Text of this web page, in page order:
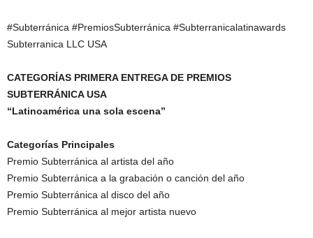
#Subterránica #PremiosSubterránica #Subterranicalatinawards
Subterranica LLC USA
CATEGORÍAS PRIMERA ENTREGA DE PREMIOS
SUBTERRÁNICA USA
“Latinoamérica una sola escena”
Categorías Principales
Premio Subterránica al artista del año
Premio Subterránica a la grabación o canción del año
Premio Subterránica al disco del año
Premio Subterránica al mejor artista nuevo